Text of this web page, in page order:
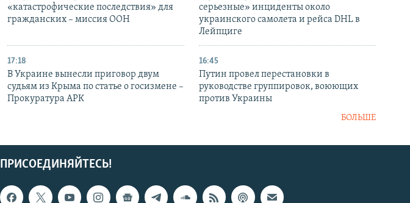
«катастрофические последствия» для
гражданских – миссия ООН
серьезные» инциденты около
украинского самолета и рейса DHL в
Лейпциге
17:18
В Украине вынесли приговор двум
судьям из Крыма по статье о госизмене –
Прокуратура АРК
16:45
Путин провел перестановки в
руководстве группировок, воюющих
против Украины
БОЛЬШЕ
ПРИСОЕДИНЯЙТЕСЬ!